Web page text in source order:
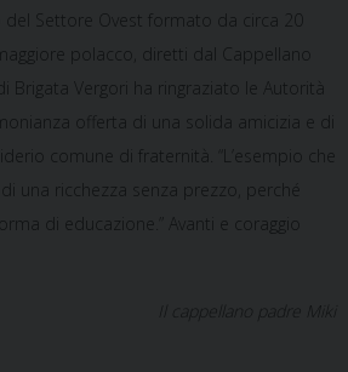
Settore Ovest formato da circa 20
polacco, diretti dal Cappellano
Brigata Vergori ha ringraziato le Autorità
offerta di una solida amicizia e di
comune di fraternità. “L’esempio che
una ricchezza senza prezzo, perché
di educazione.” Avanti e coraggio
Il cappellano padre Miki